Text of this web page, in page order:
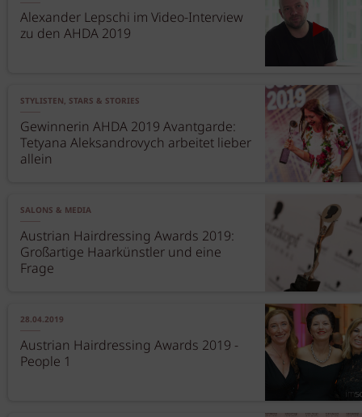
Alexander Lepschi im Video-Interview
zu den AHDA 2019
STYLISTEN, STARS & STORIES
Gewinnerin AHDA 2019 Avantgarde:
Tetyana Aleksandrovych arbeitet lieber
allein
SALONS & MEDIA
Austrian Hairdressing Awards 2019:
Großartige Haarkünstler und eine
Frage
28.04.2019
Austrian Hairdressing Awards 2019 -
People 1